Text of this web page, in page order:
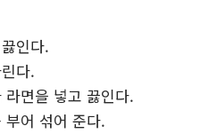
인다.
다.
면을 넣고 끓인다.
어 섞어 준다.